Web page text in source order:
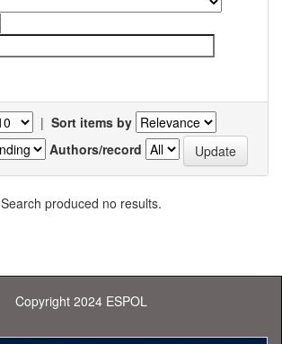
| Sort items by
Authors/record
Search produced no results.
Copyright 2024 ESPOL